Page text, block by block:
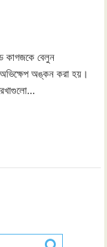
কাগজকে বেলুন
অঙ্কন করা হয়।